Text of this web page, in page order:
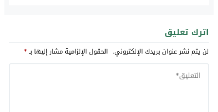
اترك تعليق
لن يتم نشر عنوان بريدك الإلكتروني. الحقول الإلزامية مشار إليها بـ*